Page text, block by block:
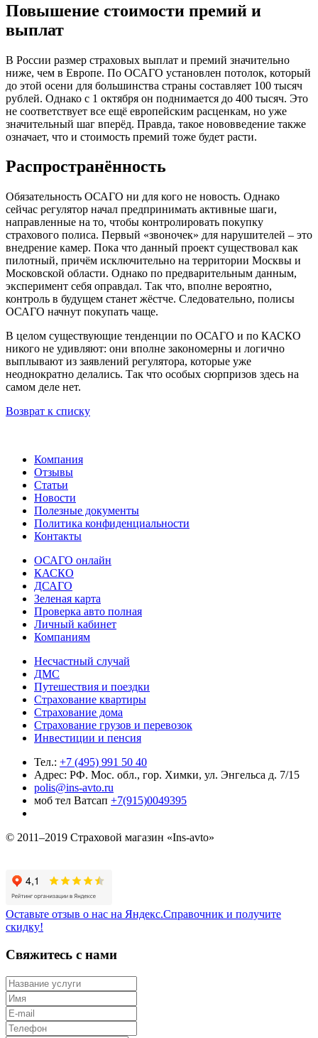
Повышение стоимости премий и
выплат
В России размер страховых выплат и премий значительно
ниже, чем в Европе. По ОСАГО установлен потолок, который
до этой осени для большинства страны составляет 100 тысяч
рублей. Однако с 1 октября он поднимается до 400 тысяч. Это
не соответствует все ещё европейским расценкам, но уже
значительный шаг вперёд. Правда, такое нововведение также
означает, что и стоимость премий тоже будет расти.
Распространённость
Обязательность ОСАГО ни для кого не новость. Однако
сейчас регулятор начал предпринимать активные шаги,
направленные на то, чтобы контролировать покупку
страхового полиса. Первый «звоночек» для нарушителей – это
внедрение камер. Пока что данный проект существовал как
пилотный, причём исключительно на территории Москвы и
Московской области. Однако по предварительным данным,
эксперимент себя оправдал. Так что, вполне вероятно,
контроль в будущем станет жёстче. Следовательно, полисы
ОСАГО начнут покупать чаще.
В целом существующие тенденции по ОСАГО и по КАСКО
никого не удивляют: они вполне закономерны и логично
выплывают из заявлений регулятора, которые уже
неоднократно делались. Так что особых сюрпризов здесь на
самом деле нет.
Возврат к списку
Компания
Отзывы
Статьи
Новости
Полезные документы
Политика конфиденциальности
Контакты
ОСАГО онлайн
КАСКО
ДСАГО
Зеленая карта
Проверка авто полная
Личный кабинет
Компаниям
Несчастный случай
ДМС
Путешествия и поездки
Страхование квартиры
Страхование дома
Страхование грузов и перевозок
Инвестиции и пенсия
Тел.: +7 (495) 991 50 40
Адрес: РФ. Мос. обл., гор. Химки, ул. Энгельса д. 7/15
polis@ins-avto.ru
моб тел Ватсап +7(915)0049395
© 2011–2019 Страховой магазин «Ins-avto»
Оставьте отзыв о нас на Яндекс.Справочник и получите
скидку!
Свяжитесь с нами